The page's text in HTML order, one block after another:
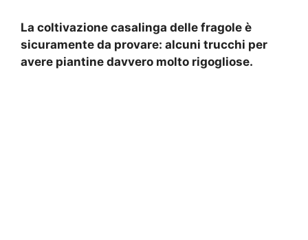
La coltivazione casalinga delle fragole è
sicuramente da provare: alcuni trucchi per
avere piantine davvero molto rigogliose.